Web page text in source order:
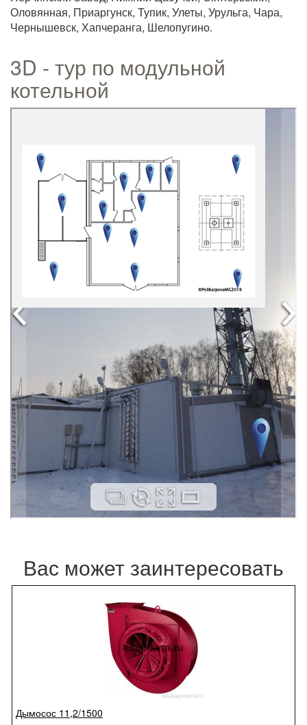
Оловянная, Приаргунск, Тупик, Улеты, Урульга, Чара,
Чернышевск, Хапчеранга, Шелопугино.
3D - тур по модульной
котельной
Вас может заинтересовать
Дымосос 11,2/1500